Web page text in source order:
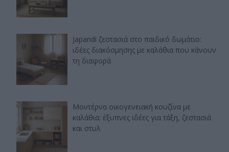
Japandi ζεστασιά στο παιδικό δωμάτιο:
ιδέες διακόσμησης με καλάθια που κάνουν
τη διαφορά
Μοντέρνα οικογενειακή κουζίνα με
καλάθια: έξυπνες ιδέες για τάξη, ζεστασιά
και στυλ